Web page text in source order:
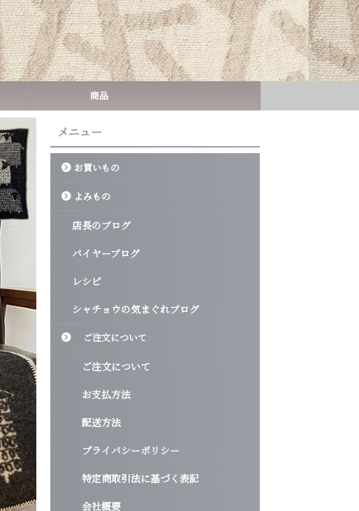
商品
メニュー
お買いもの
よみもの
店長のブログ
バイヤーブログ
レシピ
シャチョウの気まぐれブログ
ご注文について
ご注文について
お支払方法
配送方法
プライバシーポリシー
特定商取引法に基づく表記
会社概要